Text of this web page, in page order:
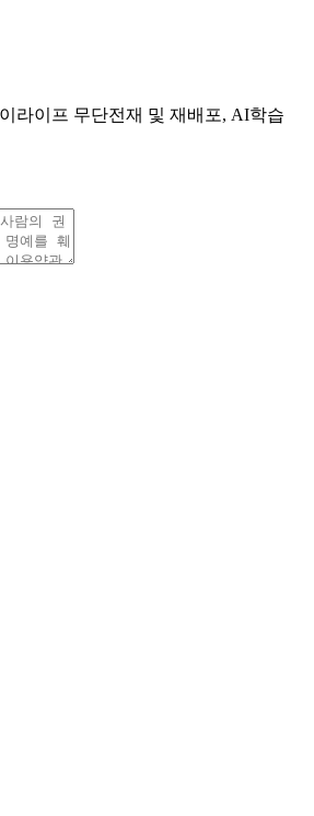
라이프 무단전재 및 재배포, AI학습